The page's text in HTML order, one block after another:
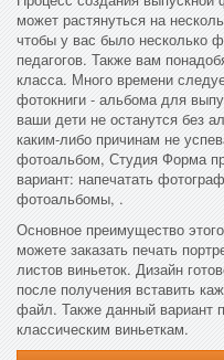
может растянуться на
чтобы у вас было несколько
педагогов. Также вам
класса. Много времени
фотокниги - альбома для
ваши дети не останутся без
каким-либо причинам не
фотоальбом, Студия Форма
вариант: напечатать
фотоальбомы, .
Основное преимущество
можете заказать печать
листов виньеток. Дизайн
после получения вставить
файл. Также данный вариант
классическим виньеткам.